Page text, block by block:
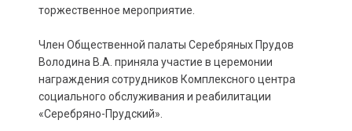
торжественное мероприятие.
Член Общественной палаты Серебряных Прудов
Володина В.А. приняла участие в церемонии
награждения сотрудников Комплексного центра
социального обслуживания и реабилитации
«Серебряно-Прудский».